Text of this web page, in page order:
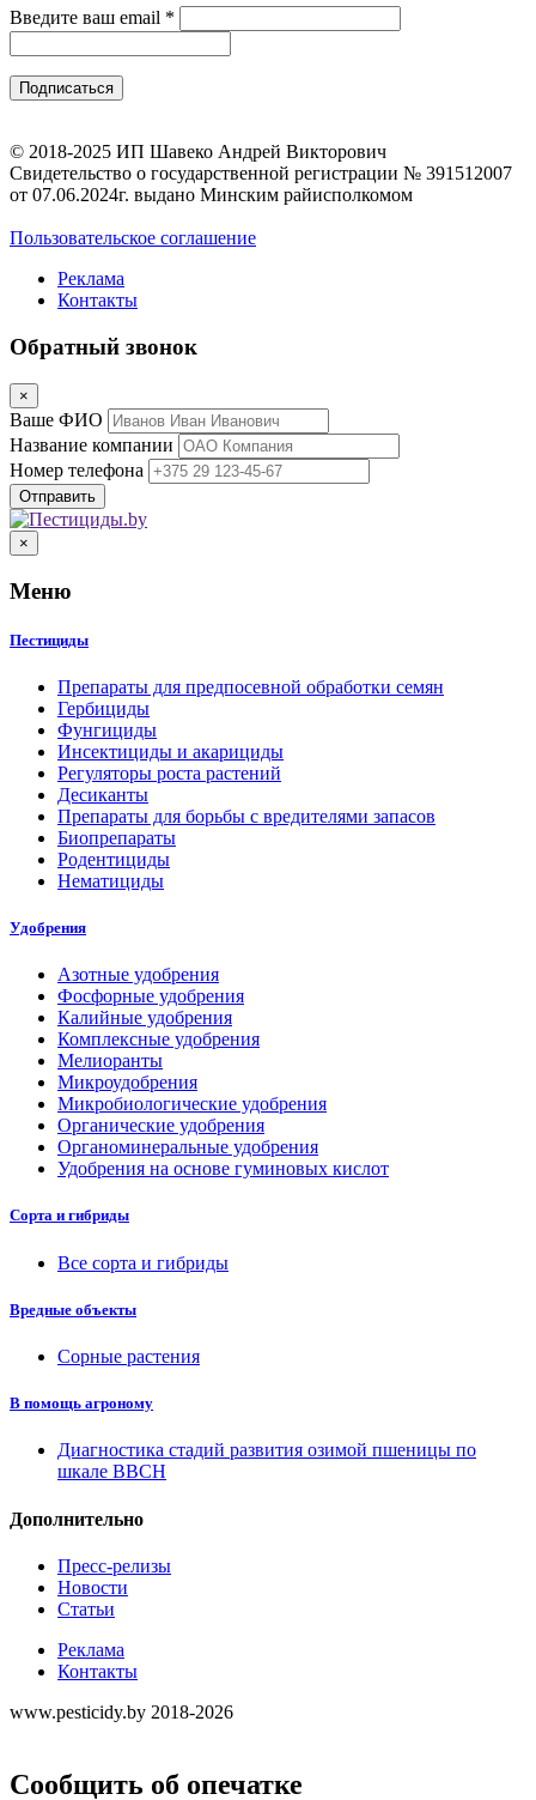
Введите ваш email *
© 2018-2025 ИП Шавеко Андрей Викторович
Свидетельство о государственной регистрации № 391512007
от 07.06.2024г. выдано Минским райисполкомом
Пользовательское соглашение
Реклама
Контакты
Обратный звонок
×
Ваше ФИО
Название компании
Номер телефона
×
Меню
Пестициды
Препараты для предпосевной обработки семян
Гербициды
Фунгициды
Инсектициды и акарициды
Регуляторы роста растений
Десиканты
Препараты для борьбы с вредителями запасов
Биопрепараты
Родентициды
Нематициды
Удобрения
Азотные удобрения
Фосфорные удобрения
Калийные удобрения
Комплексные удобрения
Мелиоранты
Микроудобрения
Микробиологические удобрения
Органические удобрения
Органоминеральные удобрения
Удобрения на основе гуминовых кислот
Сорта и гибриды
Все сорта и гибриды
Вредные объекты
Сорные растения
В помощь агроному
Диагностика стадий развития озимой пшеницы по
шкале ВВСН
Дополнительно
Пресс-релизы
Новости
Статьи
Реклама
Контакты
www.pesticidy.by 2018-2026
Сообщить об опечатке